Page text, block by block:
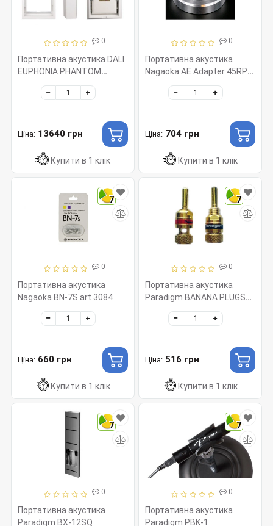
0
Портативна акустика DALI
EUPHONIA PHANTOM
PHRAME
Ціна: 13640 грн
Купити в 1 клік
0
Портативна акустика
Nagaoka AE Adapter 45RPM
Alluminium art 3031
Ціна: 704 грн
Купити в 1 клік
7
0
Портативна акустика
Nagaoka BN-7S art 3084
Ціна: 660 грн
Купити в 1 клік
7
0
Портативна акустика
Paradigm BANANA PLUGS
HD-355
Ціна: 516 грн
Купити в 1 клік
7
0
Портативна акустика
Paradigm BX-12SQ
7
0
Портативна акустика
Paradigm PBK-1